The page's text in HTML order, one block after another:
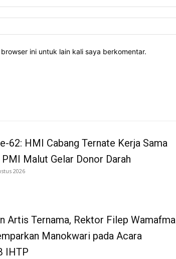
ini untuk lain kali saya berkomentar.
62: HMI Cabang Ternate Kerja Sama
PMI Malut Gelar Donor Darah
2026
Artis Ternama, Rektor Filep Wamafma
Manokwari pada Acara
IHTP